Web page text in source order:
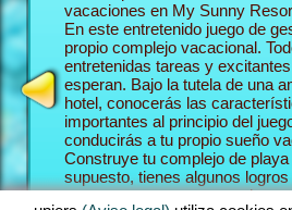
vacaciones en My Sunny
En este entretenido juego de
propio complejo vacacional.
entretenidas tareas y
esperan. Bajo la tutela de una
hotel, conocerás las
importantes al principio del
conducirás a tu propio sueño
Construye tu complejo de
supuesto, tienes algunos
meta en esta aventura en